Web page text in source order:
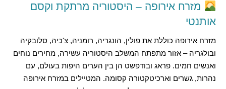
מזרח אירופה – היסטוריה מרתקת וקסם
אותנטי
מזרח אירופה כוללת את פולין, הונגריה, רומניה, צ'כיה, סלובקיה
ובולגריה – אזור מתפתח המשלב היסטוריה עשירה, מחירים נוחים
ואנשים חמים. פראג ובודפשט הן בין הערים היפות בעולם, עם
נהרות, גשרים וארכיטקטורה קסומה. המטיילים במזרח אירופה